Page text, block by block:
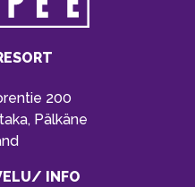
200
Pälkäne
INFO